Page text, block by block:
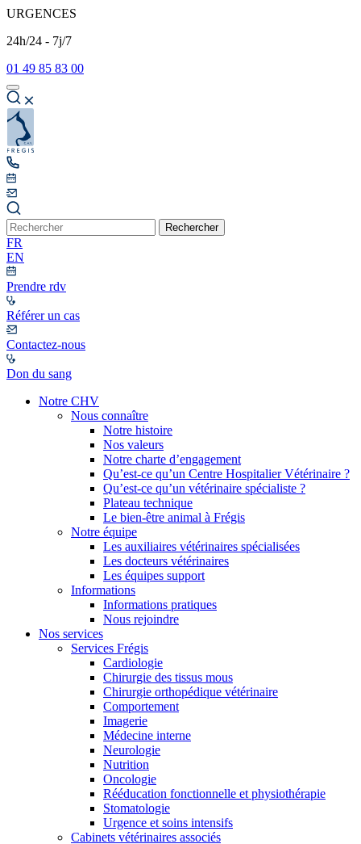
URGENCES
24h/24 - 7j/7
01 49 85 83 00
Rechercher
FR
EN
Prendre rdv
Référer un cas
Contactez-nous
Don du sang
Notre CHV
Nous connaître
Notre histoire
Nos valeurs
Notre charte d’engagement
Qu’est-ce qu’un Centre Hospitalier Vétérinaire ?
Qu’est-ce qu’un vétérinaire spécialiste ?
Plateau technique
Le bien-être animal à Frégis
Notre équipe
Les auxiliaires vétérinaires spécialisées
Les docteurs vétérinaires
Les équipes support
Informations
Informations pratiques
Nous rejoindre
Nos services
Services Frégis
Cardiologie
Chirurgie des tissus mous
Chirurgie orthopédique vétérinaire
Comportement
Imagerie
Médecine interne
Neurologie
Nutrition
Oncologie
Rééducation fonctionnelle et physiothérapie
Stomatologie
Urgence et soins intensifs
Cabinets vétérinaires associés